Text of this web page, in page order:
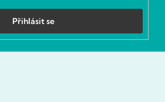
Přihlásit se